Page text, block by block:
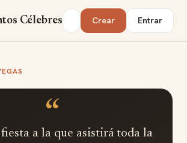
Célebres Buscar Crear Entrar
“
a la que asistirá toda la